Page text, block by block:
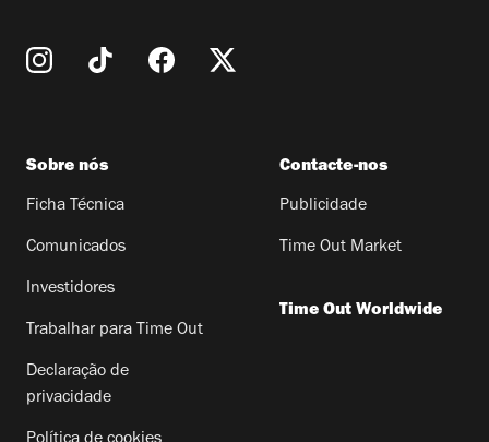
Sobre nós
Ficha Técnica
Comunicados
Investidores
Trabalhar para Time Out
Declaração de
privacidade
Contacte-nos
Publicidade
Time Out Market
Time Out Worldwide